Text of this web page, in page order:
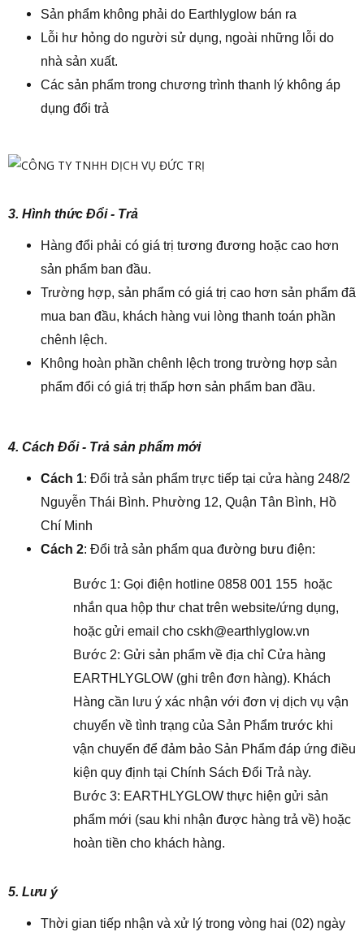
Sản phẩm không phải do Earthlyglow bán ra
Lỗi hư hỏng do người sử dụng, ngoài những lỗi do
nhà sản xuất.
Các sản phẩm trong chương trình thanh lý không áp
dụng đổi trả
3. Hình thức Đổi - Trả
Hàng đổi phải có giá trị tương đương hoặc cao hơn
sản phẩm ban đầu.
Trường hợp, sản phẩm có giá trị cao hơn sản phẩm đã
mua ban đầu, khách hàng vui lòng thanh toán phần
chênh lệch.
Không hoàn phần chênh lệch trong trường hợp sản
phẩm đổi có giá trị thấp hơn sản phẩm ban đầu.
4. Cách Đổi - Trả sản phẩm mới
Cách 1: Đổi trả sản phẩm trực tiếp tại cửa hàng 248/2
Nguyễn Thái Bình. Phường 12, Quận Tân Bình, Hồ
Chí Minh
Cách 2: Đổi trả sản phẩm qua đường bưu điện:
Bước 1: Gọi điện hotline 0858 001 155 hoặc
nhắn qua hộp thư chat trên website/ứng dụng,
hoặc gửi email cho cskh@earthlyglow.vn
Bước 2: Gửi sản phẩm về địa chỉ Cửa hàng
EARTHLYGLOW (ghi trên đơn hàng). Khách
Hàng cần lưu ý xác nhận với đơn vị dịch vụ vận
chuyển về tình trạng của Sản Phẩm trước khi
vận chuyển để đảm bảo Sản Phẩm đáp ứng điều
kiện quy định tại Chính Sách Đổi Trả này.
Bước 3: EARTHLYGLOW thực hiện gửi sản
phẩm mới (sau khi nhận được hàng trả về) hoặc
hoàn tiền cho khách hàng.
5. Lưu ý
Thời gian tiếp nhận và xử lý trong vòng hai (02) ngày